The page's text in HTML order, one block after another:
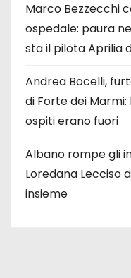
Marco Bezzecchi
ospedale: paura
sta il pilota Aprilia
Andrea Bocelli,
di Forte dei
ospiti erano fuori
Albano rompe gli
Loredana Lecciso
insieme